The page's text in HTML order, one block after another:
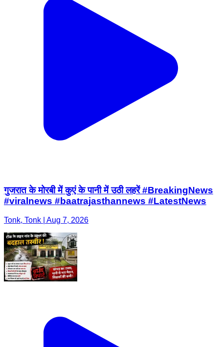
गुजरात के मोरबी में कुएं के पानी में उठी लहरें #BreakingNews
#viralnews #baatrajasthannews #LatestNews
Tonk, Tonk | Aug 7, 2026